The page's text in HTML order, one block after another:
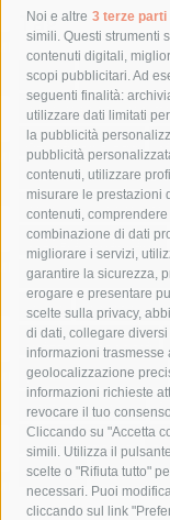
Noi e altre 3 terze parti
simili. Questi strumenti
contenuti digitali,
scopi pubblicitari. Ad
seguenti finalità:
utilizzare dati limitati
la pubblicità
pubblicità
contenuti, utilizzare
misurare le prestazioni
contenuti,
combinazione di dati
migliorare i servizi,
garantire la sicurezza,
erogare e presentare
scelte sulla privacy,
di dati, collegare
informazioni trasmesse
geolocalizzazione
informazioni richieste
revocare il tuo
Cliccando su "Accetta
simili. Utilizza il
scelte o "Rifiuta tutto"
necessari. Puoi
cliccando sul link
Tag
acqua allerta
area marina
Asl Napoli 3 sud
castellammare di
comune di sorrento
costiera amalfitana
fondazione sorrento
lavori
lorenzo
massimo coppola
penisola sorrentina
protezione civile
sindaco cuomo
turismo
Vico